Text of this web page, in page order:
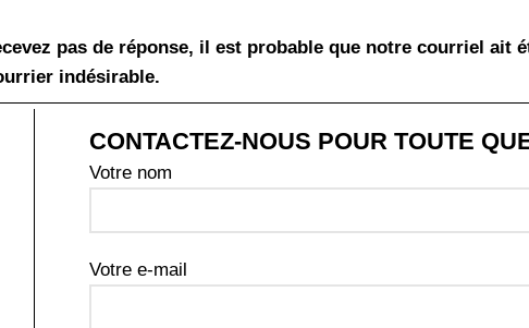
pas de réponse, il est probable que notre courriel ait
indésirable.
CONTACTEZ-NOUS POUR TOUTE
Votre nom
Votre e-mail